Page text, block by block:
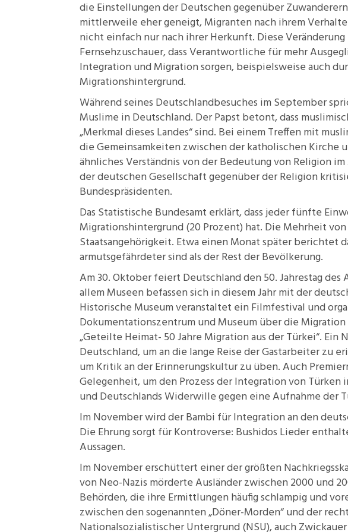
die Einstellungen der Deutschen gegenüber
mittlerweile eher geneigt, Migranten nach ihrem
nicht einfach nur nach ihrer Herkunft. Diese
Fernsehzuschauer, dass Verantwortliche für mehr
Integration und Migration sorgen, beispielsweise auch
Migrationshintergrund.
Während seines Deutschlandbesuches im September
Muslime in Deutschland. Der Papst betont, dass
„Merkmal dieses Landes“sind. Bei einem Treffen mit
die Gemeinsamkeiten zwischen der katholischen Kirche
ähnliches Verständnis von der Bedeutung von Religion
der deutschen Gesellschaft gegenüber der Religion
Bundespräsidenten.
Das Statistische Bundesamt erklärt, dass jederfünfte
Migrationshintergrund (20 Prozent) hat. Die Mehrheit
Staatsangehörigkeit. Etwa einen Monat später berichtet
armutsgefährdetersind als der Rest der Bevölkerung.
Am 30. Oktober feiert Deutschland den50. Jahrestagdes
allem Museen befassen sich in diesem Jahr mit der
Historische Museum veranstaltet einFilmfestival und
Dokumentationszentrum und Museum über die
„Geteilte Heimat- 50 Jahre Migration aus der Türkei“. Ein
Deutschland, um an die lange Reise der Gastarbeiter zu
um Kritik an derErinnerungskulturzu üben. Auch
Gelegenheit, um den Prozess der Integration von
und Deutschlands Widerwille gegen eine Aufnahme der
Im November wird derBambi für Integrationan den
Die Ehrung sorgt für Kontroverse: Bushidos Lieder
Aussagen.
Im November erschüttert einer der größten
von Neo-Nazis mörderte Ausländer zwischen 2000 und
Behörden, die ihre Ermittlungen häufig schlampig und
zwischen den sogenannten„Döner-Morden“und der
Nationalsozialistischer Untergrund (NSU), auch